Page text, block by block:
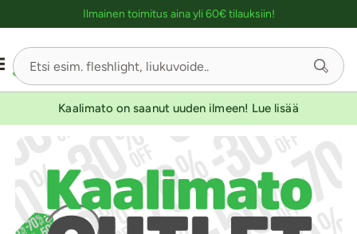
Ilmainen toimitus aina yli 60€ tilauksiin!
Kaalimato on saanut uuden ilmeen! Lue lisää